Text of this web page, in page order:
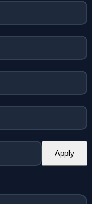
Apply